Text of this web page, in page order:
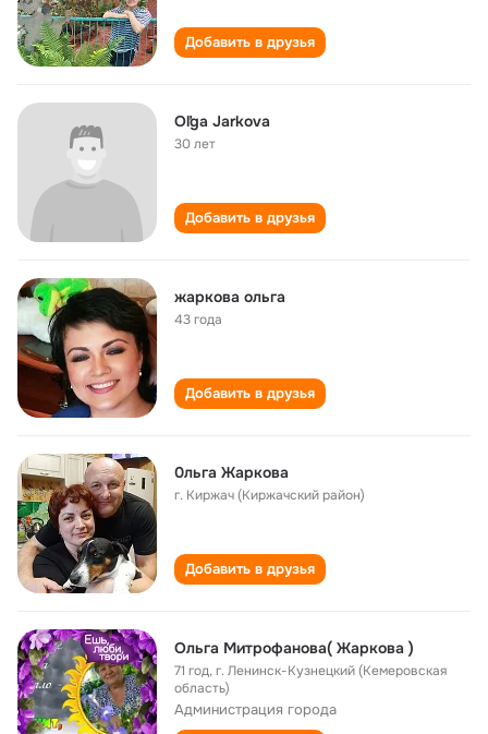
Добавить в друзья
Oľga Jarkova
30 лет
Добавить в друзья
жаркова ольга
43 года
Добавить в друзья
0льга Жаркова
г. Киржач (Киржачский район)
Добавить в друзья
Ольга Митрофанова( Жаркова )
71 год,г. Ленинск-Кузнецкий (Кемеровская
область)
Администрация города